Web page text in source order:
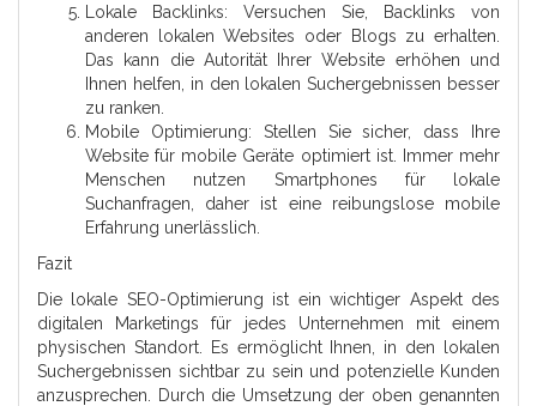
Lokale Backlinks: Versuchen Sie, Backlinks von
anderen lokalen Websites oder Blogs zu erhalten.
Das kann die Autorität Ihrer Website erhöhen und
Ihnen helfen, in den lokalen Suchergebnissen besser
zu ranken.
Mobile Optimierung: Stellen Sie sicher, dass Ihre
Website für mobile Geräte optimiert ist. Immer mehr
Menschen nutzen Smartphones für lokale
Suchanfragen, daher ist eine reibungslose mobile
Erfahrung unerlässlich.
Fazit
Die lokale SEO-Optimierung ist ein wichtiger Aspekt des
digitalen Marketings für jedes Unternehmen mit einem
physischen Standort. Es ermöglicht Ihnen, in den lokalen
Suchergebnissen sichtbar zu sein und potenzielle Kunden
anzusprechen. Durch die Umsetzung der oben genannten